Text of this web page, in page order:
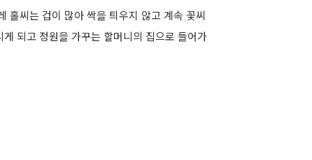
홀씨는 겁이 많아 싹을 틔우지 않고 계속 꽃씨
되고 정원을 가꾸는 할머니의 집으로 들어가